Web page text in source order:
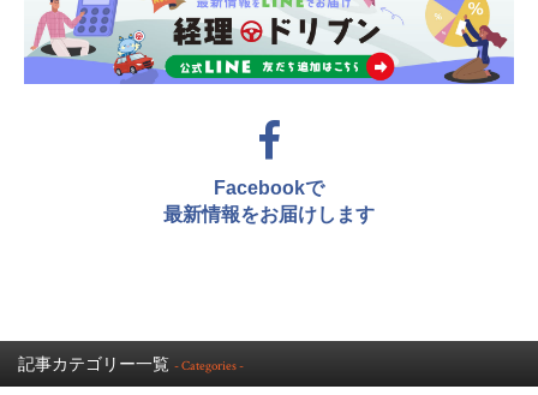
Facebookで
最新情報をお届けします
記事カテゴリー一覧 - Categories -